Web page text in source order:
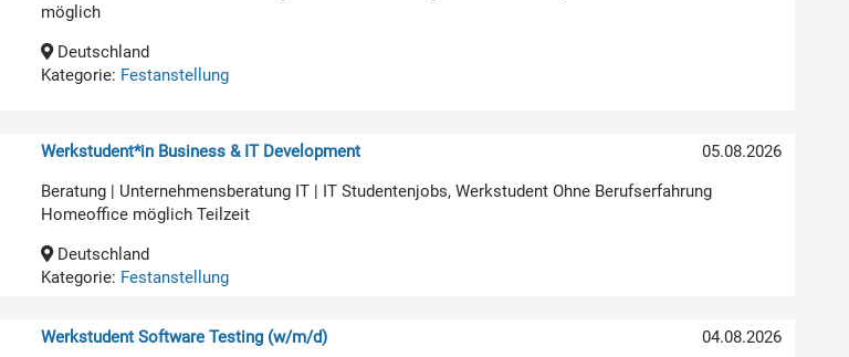
möglich
Deutschland
Kategorie: Festanstellung
05.08.2026
Werkstudent*in Business & IT Development
Beratung | Unternehmensberatung IT | IT Studentenjobs, Werkstudent Ohne Berufserfahrung
Homeoffice möglich Teilzeit
Deutschland
Kategorie: Festanstellung
04.08.2026
Werkstudent Software Testing (w/m/d)